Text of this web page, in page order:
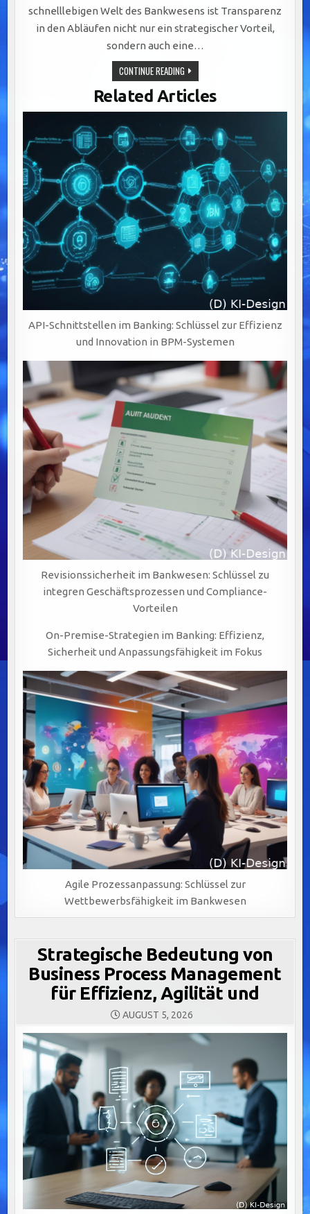
schnelllebigen Welt des Bankwesens ist Transparenz
in den Abläufen nicht nur ein strategischer Vorteil,
sondern auch eine…
CONTINUE READINGTRANSPARENTE
ABLÄUFE
IM
BANKING:
DIGITALISIERUNG,
VISUALISIERUNG
UND
SCHULUNG
ALS
SCHLÜSSEL
ZUM
Related Articles
API-Schnittstellen im Banking: Schlüssel zur Effizienz
und Innovation in BPM-Systemen
Revisionssicherheit im Bankwesen: Schlüssel zu
integren Geschäftsprozessen und Compliance-
Vorteilen
On-Premise-Strategien im Banking: Effizienz,
Sicherheit und Anpassungsfähigkeit im Fokus
Agile Prozessanpassung: Schlüssel zur
Wettbewerbsfähigkeit im Bankwesen
Strategische Bedeutung von
Business Process Management
für Effizienz, Agilität und
AUGUST 5, 2026